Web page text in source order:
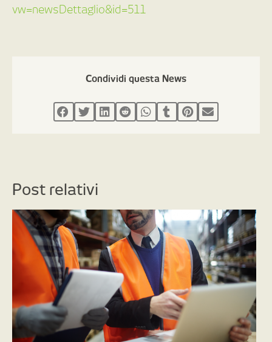
vw=newsDettaglio&id=511
Condividi questa News
Post relativi